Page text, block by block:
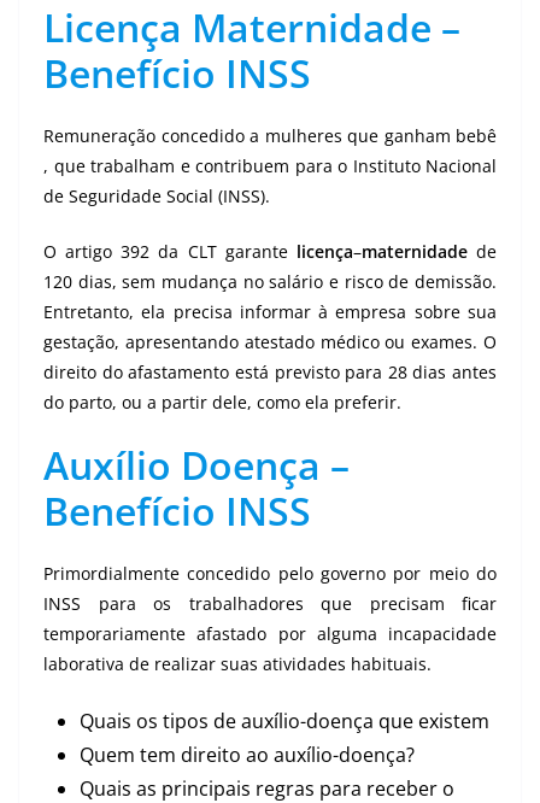
Licença Maternidade –
Benefício INSS
Remuneração concedido a mulheres que ganham bebê
, que trabalham e contribuem para o Instituto Nacional
de Seguridade Social (INSS).
O artigo 392 da CLT garante licença–maternidadede
120 dias, sem mudança no salário e risco de demissão.
Entretanto, ela precisa informar à empresa sobre sua
gestação, apresentando atestado médico ou exames. O
direito do afastamento está previsto para 28 dias antes
do parto, ou a partir dele, como ela preferir.
Auxílio Doença –
Benefício INSS
Primordialmente concedido pelo governo por meio do
INSS para os trabalhadores que precisam ficar
temporariamente afastado por alguma incapacidade
laborativa de realizar suas atividades habituais.
Quais os tipos de auxílio-doença que existem
Quem tem direito ao auxílio-doença?
Quais as principais regras para receber o